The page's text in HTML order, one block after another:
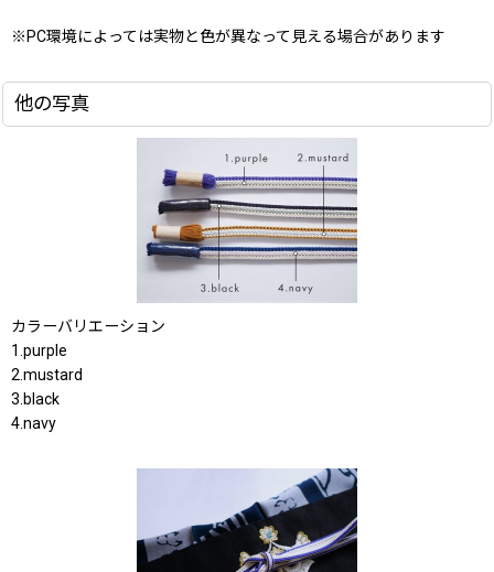
※PC環境によっては実物と色が異なって見える場合があります
他の写真
カラーバリエーション
1.purple
2.mustard
3.black
4.navy